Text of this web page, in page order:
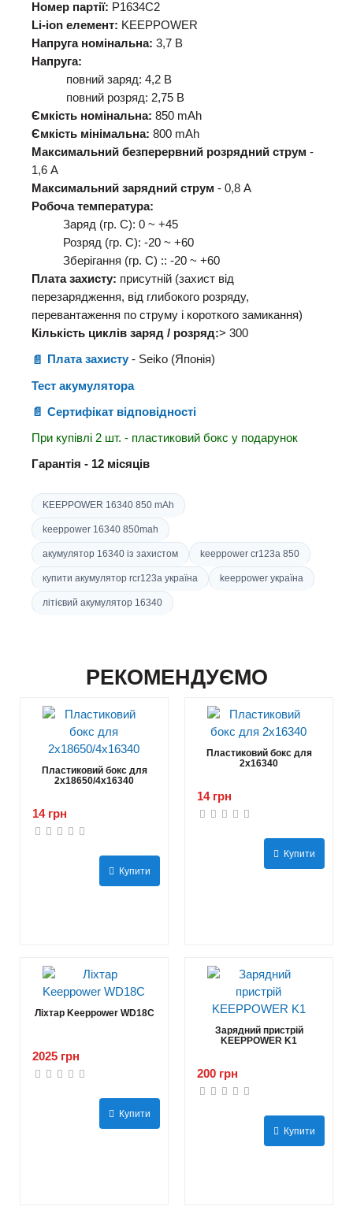
Номер партії: P1634C2
Li-ion елемент: KEEPPOWER
Напруга номінальна: 3,7 В
Напруга:
повний заряд: 4,2 В
повний розряд: 2,75 В
Ємкість номінальна: 850 mAh
Ємкість мінімальна: 800 mAh
Максимальний безперервний розрядний струм -
1,6 А
Максимальний зарядний струм - 0,8 А
Робоча температура:
Заряд (гр. С): 0 ~ +45
Розряд (гр. С): -20 ~ +60
Зберігання (гр. С) :: -20 ~ +60
Плата захисту: присутній (захист від
перезарядження, від глибокого розряду,
перевантаження по струму і короткого замикання)
Кількість циклів заряд / розряд:> 300
Плата захисту - Seiko (Японія)
Тест акумулятора
Сертифікат відповідності
При купівлі 2 шт. - пластиковий бокс у подарунок
Гарантія - 12 місяців
KEEPPOWER 16340 850 mAh
keeppower 16340 850mah
акумулятор 16340 із захистом keeppower cr123a 850
купити акумулятор rcr123a україна keeppower україна
літієвий акумулятор 16340
РЕКОМЕНДУЄМО
Пластиковий бокс для
2x18650/4x16340
14 грн
Купити
Пластиковий бокс для
2x16340
14 грн
Купити
Ліхтар Keeppower WD18C
2025 грн
Купити
Зарядний пристрій
KEEPPOWER K1
200 грн
Купити